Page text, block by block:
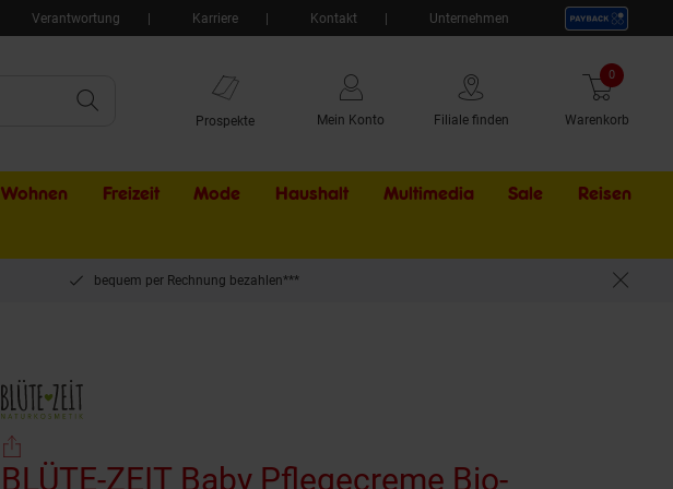
Verantwortung Karriere Kontakt Unternehmen
Prospekte Mein Konto Filiale finden Warenkorb
0 Artikel
Wohnen Freizeit Mode Haushalt Multimedia Sale Externer
Reisen
bequem per Rechnung bezahlen***
BLÜTE-ZEIT Baby Pflegecreme Bio-